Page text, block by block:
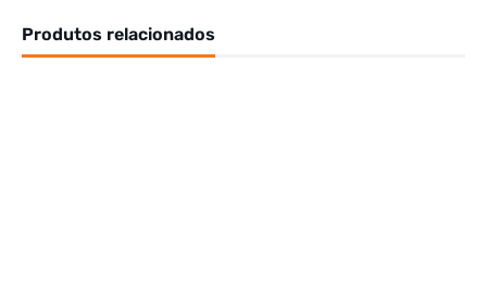
Produtos relacionados